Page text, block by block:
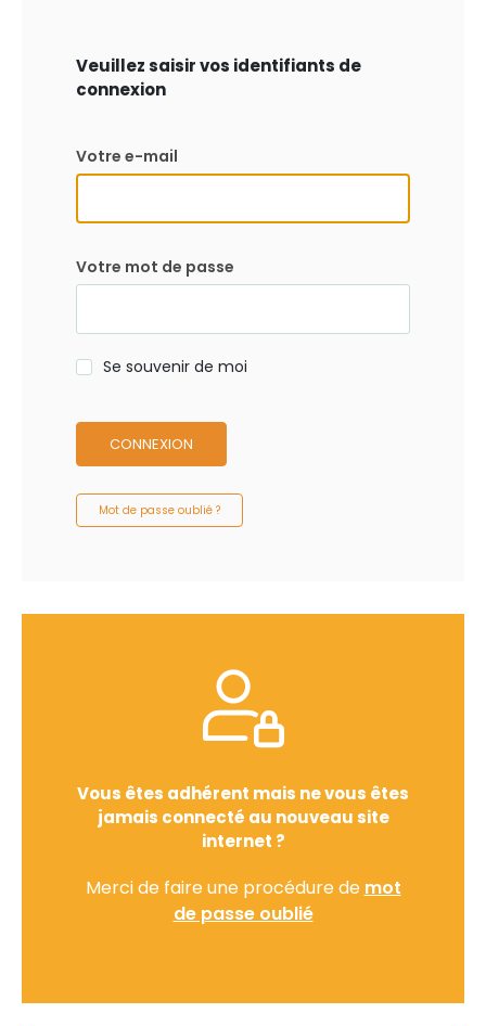
Veuillez saisir vos identifiants de
connexion
Votre e-mail
Votre mot de passe
Se souvenir de moi
CONNEXION
Mot de passe oublié ?
Vous êtes adhérent mais ne vous êtes
jamais connecté au nouveau site
internet ?
Merci de faire une procédure de mot
de passe oublié